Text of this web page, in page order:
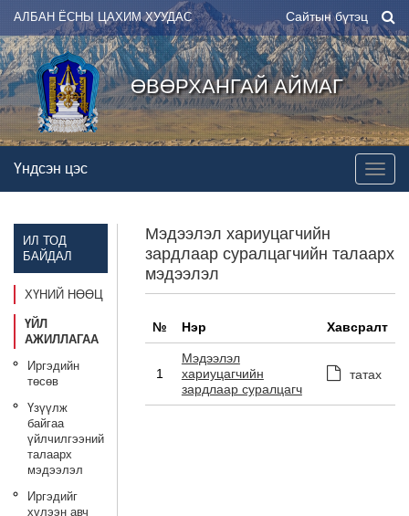
АЛБАН ЁСНЫ ЦАХИМ ХУУДАС Сайтын бүтэц
ӨВӨРХАНГАЙ АЙМАГ
Үндсэн цэс
ИЛ ТОД
БАЙДАЛ
ХҮНИЙ НӨӨЦ
ҮЙЛ
АЖИЛЛАГАА
Иргэдийн
төсөв
Үзүүлж
байгаа
үйлчилгээний
талаарх
мэдээлэл
Иргэдийг
хүлээн авч
Мэдээлэл хариуцагчийн
зардлаар суралцагчийн талаарх
мэдээлэл
№ Нэр Хавсралт
1
Мэдээлэл
хариуцагчийн
зардлаар суралцагч
татах